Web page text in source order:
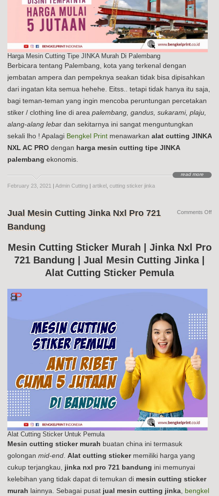
Harga Mesin Cutting Tipe JINKA Murah Di Palembang
Berbicara tentang Palembang, kota yang terkenal dengan
jembatan ampera dan pempeknya seakan tidak bisa dipisahkan
dari ingatan kita semua hehehe. Eitss.. tetapi tidak hanya itu saja,
bagi teman-teman yang ingin mencoba peruntungan percetakan
stiker / clothing line di area palembang, gandus, sukarami, plaju,
alang-alang lebar dan sekitarnya ini sangat menguntungkan
sekali lho ! Apalagi Bengkel Print menawarkan alat cutting JINKA
NXL AC PRO dengan harga mesin cutting tipe JINKA
palembang ekonomis.
read more
February 23, 2021 | Admin Cutting | artikel cutting sticker jinka
Jual Mesin Cutting Jinka Nxl Pro 721
Bandung
Mesin Cutting Sticker Murah | Jinka Nxl Pro
721 Bandung | Jual Mesin Cutting Jinka |
Alat Cutting Sticker Pemula
Alat Cutting Sticker Untuk Pemula
Mesin cutting sticker murah buatan china ini termasuk
golongan mid-end. Alat cutting stickermemiliki harga yang
cukup terjangkau, jinka nxl pro 721 bandung ini memunyai
kelebihan yang tidak dapat di temukan di mesin cutting sticker
murah lainnya. Sebagai pusat jual mesin cutting jinka, bengkel
Comments Offon
Nxl